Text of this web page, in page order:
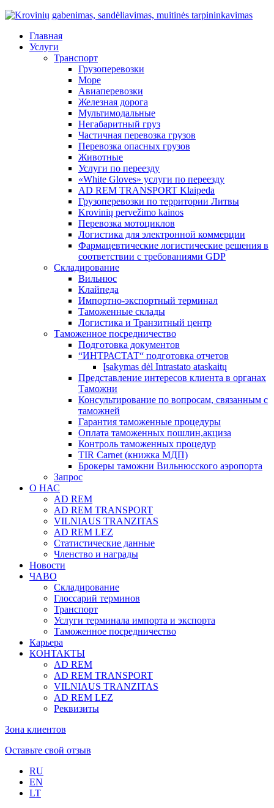
Главная
Услуги
Транспорт
Грузоперевозки
Море
Авиаперевозки
Железная дорога
Мультимодальные
Негабаритный груз
Частичная перевозка грузов
Перевозка опасных грузов
Животные
Услуги по переезду
«White Gloves» услуги по переезду
AD REM TRANSPORT Klaipeda
Грузоперевозки по территории Литвы
Krovinių pervežimo kainos
Перевозка мотоциклов
Логистика для электронной коммерции
Фармацевтические логистические решения в
соответствии с требованиями GDP
Складирование
Вильнюс
Клайпеда
Импортно-экспортный терминал
Таможенные склады
Логистика и Транзитный центр
Таможенное посредничество
Подготовка документов
“ИНТРАСТАТ“ подготовка отчетов
Įsakymas dėl Intrastato ataskaitų
Представление интересов клиента в органах
Таможни
Консультирование по вопросам, связанным с
таможней
Гарантия таможенные процедуры
Оплата таможенных пошлин,акциза
Контроль таможенных процедур
TIR Carnet (книжка МДП)
Брокеры таможни Вильнюсского аэропорта
Запрос
О НАС
AD REM
AD REM TRANSPORT
VILNIAUS TRANZITAS
AD REM LEZ
Статистические данные
Членство и награды
Новости
ЧАВО
Складирование
Глоссарий терминов
Транспорт
Услуги терминала импорта и экспорта
Таможенное посредничество
Карьера
КОНТАКТЫ
AD REM
AD REM TRANSPORT
VILNIAUS TRANZITAS
AD REM LEZ
Реквизиты
Зона клиентов
Оставьте свой отзыв
RU
EN
LT